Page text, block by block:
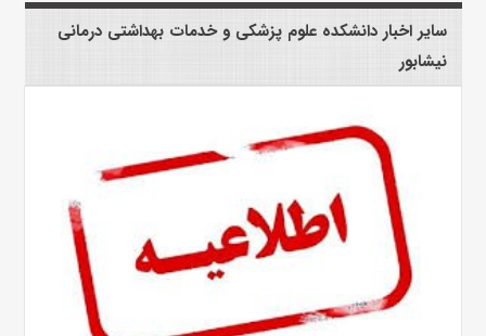
سایر اخبار دانشکده علوم پزشکی و خدمات بهداشتی درمانی
نیشابور